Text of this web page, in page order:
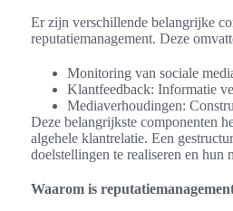
Er zijn verschillende belangrijke
reputatiemanagement. Deze
Monitoring van sociale
Klantfeedback: Informatie
Mediaverhoudingen:
Deze belangrijkste componenten
algehele klantrelatie. Een
doelstellingen te realiseren en hun
Waarom is